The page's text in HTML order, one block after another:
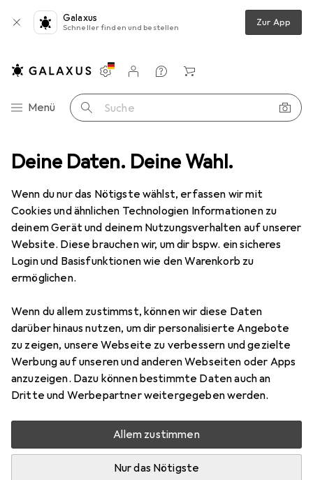
Deine Daten. Deine Wahl.
Wenn du nur das Nötigste wählst, erfassen wir mit
Cookies und ähnlichen Technologien Informationen zu
deinem Gerät und deinem Nutzungsverhalten auf unserer
Website. Diese brauchen wir, um dir bspw. ein sicheres
Login und Basisfunktionen wie den Warenkorb zu
ermöglichen.
Wenn du allem zustimmst, können wir diese Daten
darüber hinaus nutzen, um dir personalisierte Angebote
zu zeigen, unsere Webseite zu verbessern und gezielte
Werbung auf unseren und anderen Webseiten oder Apps
anzuzeigen. Dazu können bestimmte Daten auch an
Dritte und Werbepartner weitergegeben werden.
Allem zustimmen
Nur das Nötigste
Galaxus
Schneller finden und bestellen Zur App
Navigation nach Kategorien
Menü Suche
Einstellungen
Kundenkonto
Vergleichslisten
Merklisten
Warenkorb
Tierbedarf Katze Katzenspielzeug Karlie Federwedel
7 Bilder
Karlie Federwedel
Preis in EUR inkl. MwSt.
EUR
11,90
24
Bewertungen
Zwischen Do, 13.8. und Fr, 14.8. geliefert
5 Stück an Lager beim Drittanbieter
Lieferort angeben für genaue Lieferzeit